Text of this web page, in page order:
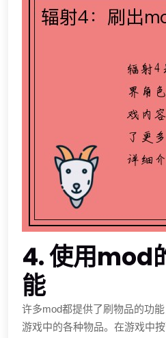
4. 使用mod
能
许多mod都提供了刷物品的功
游戏中的各种物品。在游戏中